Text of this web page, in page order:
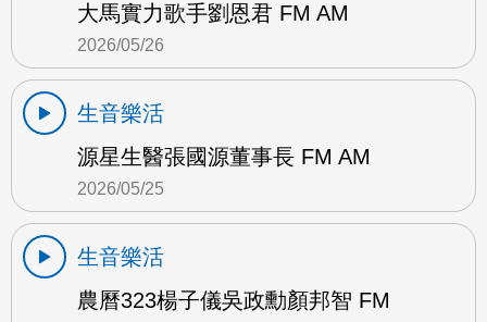
大馬實力歌手劉恩君 FM AM
2026/05/26
生音樂活
源星生醫張國源董事長 FM AM
2026/05/25
生音樂活
農曆323楊子儀吳政勳顏邦智 FM